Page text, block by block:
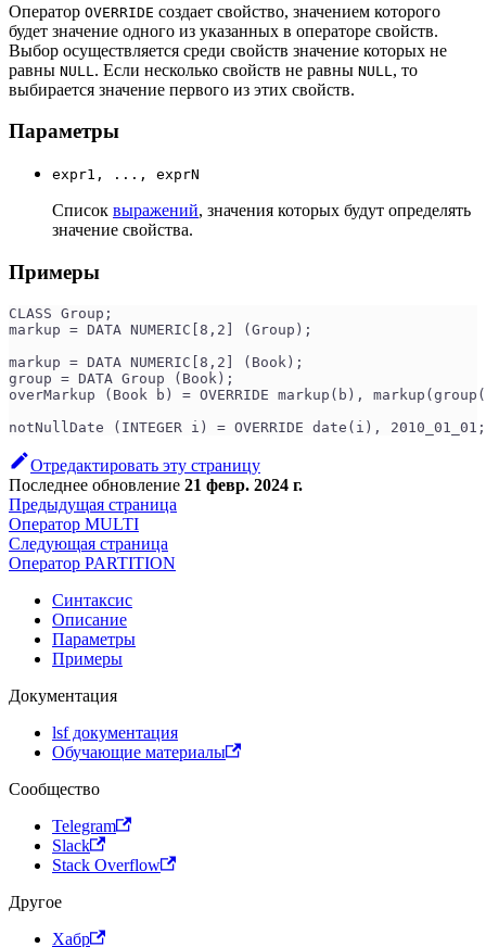
Оператор OVERRIDE создает свойство, значением которого
будет значение одного из указанных в операторе свойств.
Выбор осуществляется среди свойств значение которых не
равны NULL . Если несколько свойств не равны NULL , то
выбирается значение первого из этих свойств.
Параметры
expr1, ..., exprN
Список выражений, значения которых будут определять
значение свойства.
Примеры
CLASS Group;
markup = DATA NUMERIC[8,2] (Group);
markup = DATA NUMERIC[8,2] (Book);
group = DATA Group (Book);
overMarkup (Book b) = OVERRIDE markup(b),
notNullDate (INTEGER i) = OVERRIDE date(i), 2010_01_01;
Отредактировать эту страницу
Последнее обновление 21 февр. 2024 г.
Предыдущая страница
Оператор MULTI
Следующая страница
Оператор PARTITION
Синтаксис
Описание
Параметры
Примеры
Документация
lsf документация
Обучающие материалы
Сообщество
Telegram
Slack
Stack Overflow
Другое
Хабр